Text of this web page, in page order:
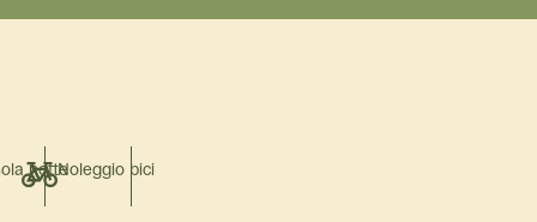
notteNoleggio bici